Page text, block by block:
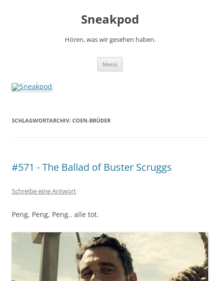
Sneakpod
Hören, was wir gesehen haben.
Menü
SCHLAGWORTARCHIV: COEN-BRÜDER
#571 - The Ballad of Buster Scruggs
Schreibe eine Antwort
Peng, Peng, Peng.. alle tot.